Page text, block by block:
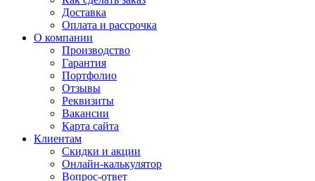
Доставка
Оплата и рассрочка
О компании
Производство
Гарантия
Портфолио
Отзывы
Реквизиты
Вакансии
Карта сайта
Клиентам
Скидки и акции
Онлайн-калькулятор
Вопрос-ответ